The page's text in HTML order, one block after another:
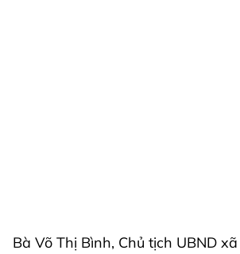
Bà Võ Thị Bình, Chủ tịch UBND